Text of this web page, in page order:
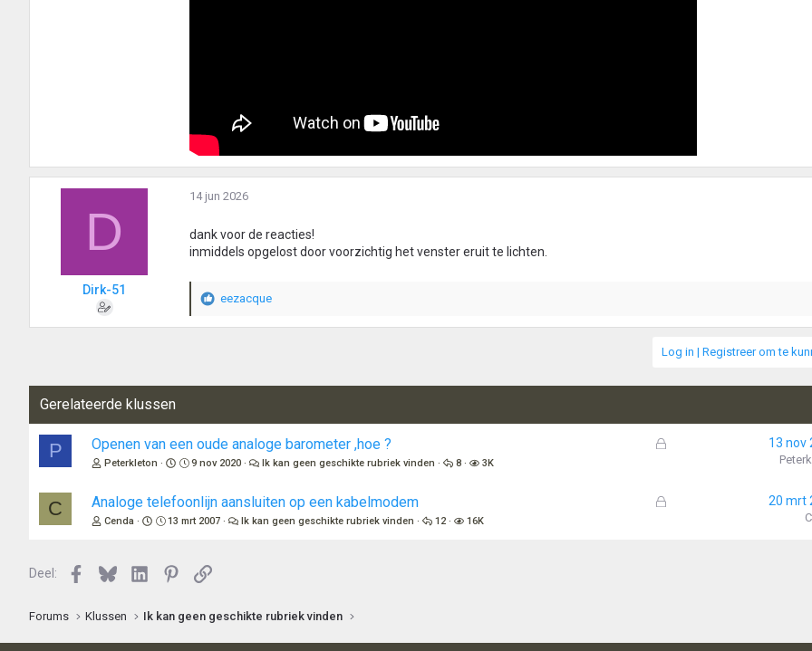
D
Dirk-51
14 jun 2026
dank voor de reacties!
inmiddels opgelost door voorzichtig het venster eruit te lichten.
W
e
g
e
:
eezacque
Log in | Registreer om te
Gerelateerde klussen
P
G
o
Openen van een oude analoge barometer ,hoe ?
Peterkleton 9 nov 2020 Ik kan geen geschikte rubriek vinden 8 3K
13 nov
C
G
Analoge telefoonlijn aansluiten op een kabelmodem
Cenda 13 mrt 2007 Ik kan geen geschikte rubriek vinden 12 16K
20 mrt
Deel: Facebook
BlueskyLinkedInPinterest
Link
Forums Klussen Ik kan geen geschikte rubriek vinden